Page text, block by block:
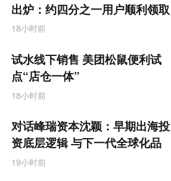
出炉：约四分之一用户顺利领取
200元挑战金
18小时前
试水线下销售 美团松鼠便利试
点“店仓一体”
18小时前
对话峰瑞资本沈颖：早期出海投
资底层逻辑 与下一代全球化品
牌画像
19小时前